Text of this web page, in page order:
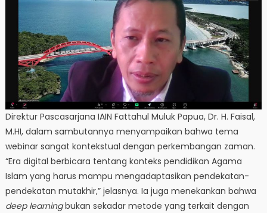
Direktur Pascasarjana IAIN Fattahul Muluk Papua, Dr. H. Faisal,
M.HI, dalam sambutannya menyampaikan bahwa tema
webinar sangat kontekstual dengan perkembangan zaman.
“Era digital berbicara tentang konteks pendidikan Agama
Islam yang harus mampu mengadaptasikan pendekatan-
pendekatan mutakhir,” jelasnya. Ia juga menekankan bahwa
deep learningbukan sekadar metode yang terkait dengan